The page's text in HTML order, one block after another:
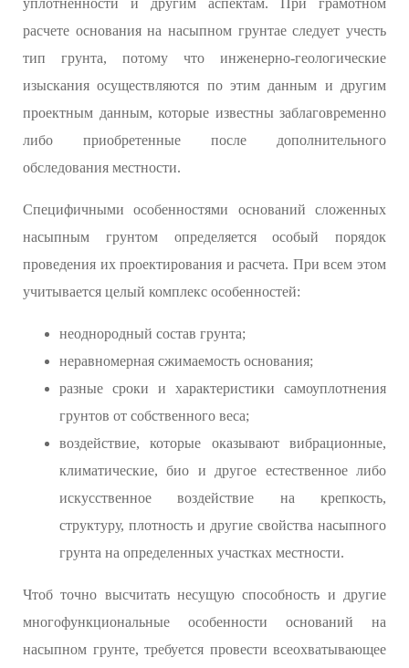
уплотненности и другим аспектам. При грамотном
расчете основания на насыпном грунтае следует учесть
тип грунта, потому что инженерно-геологические
изыскания осуществляются по этим данным и другим
проектным данным, которые известны заблаговременно
либо приобретенные после дополнительного
обследования местности.
Специфичными особенностями оснований сложенных
насыпным грунтом определяется особый порядок
проведения их проектирования и расчета. При всем этом
учитывается целый комплекс особенностей:
неоднородный состав грунта;
неравномерная сжимаемость основания;
разные сроки и характеристики самоуплотнения
грунтов от собственного веса;
воздействие, которые оказывают вибрационные,
климатические, био и другое естественное либо
искусственное воздействие на крепкость,
структуру, плотность и другие свойства насыпного
грунта на определенных участках местности.
Чтоб точно высчитать несущую способность и другие
многофункциональные особенности оснований на
насыпном грунте, требуется провести всеохватывающее